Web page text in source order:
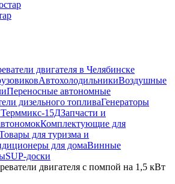
двигателя в Челябинске
АвтохолодильникиВоздушные
Переносные автономные
дизельного топливаГенераторы
Терммикс-15ДЗапчасти и
Комплектующие для
для туризма и
для домаВинные
SUP-доски
двигателя c помпой на 1,5 кВт